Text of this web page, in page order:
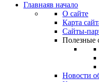
Главнаяв начало
О сайте
Карта
Сайты-
Полезные
Новости